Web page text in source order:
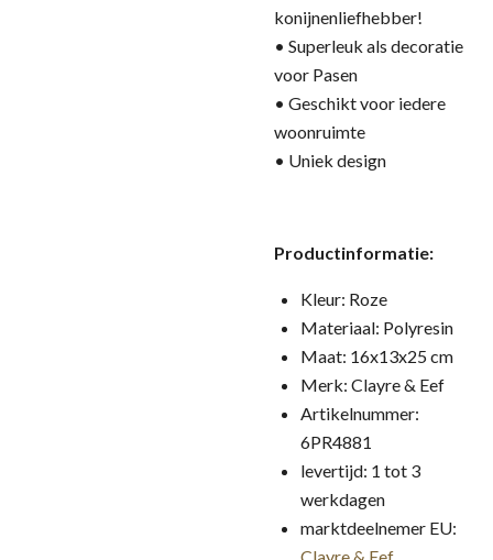
konijnenliefhebber!
• Superleuk als decoratie
voor Pasen
• Geschikt voor iedere
woonruimte
• Uniek design
Productinformatie:
Kleur: Roze
Materiaal: Polyresin
Maat: 16x13x25 cm
Merk: Clayre & Eef
Artikelnummer:
6PR4881
levertijd: 1 tot 3
werkdagen
marktdeelnemer EU: